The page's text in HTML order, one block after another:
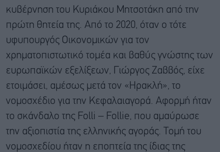
κυβέρνηση του Κυριάκου Μητσοτάκη από την
πρώτη θητεία της. Από το 2020, όταν ο τότε
υφυπουργός Οικονομικών για τον
χρηματοπιστωτικό τομέα και βαθύς γνώστης των
ευρωπαϊκών εξελίξεων, Γιώργος Ζαββός, είχε
ετοιμάσει, αμέσως μετά τον «Ηρακλή», το
νομοσχέδιο για την Κεφαλαιαγορά. Αφορμή ήταν
το σκάνδαλο της Folli – Follie, που αμαύρωσε
την αξιοπιστία της ελληνικής αγοράς. Τομή του
νομοσχεδίου ήταν η εποπτεία της ίδιας της